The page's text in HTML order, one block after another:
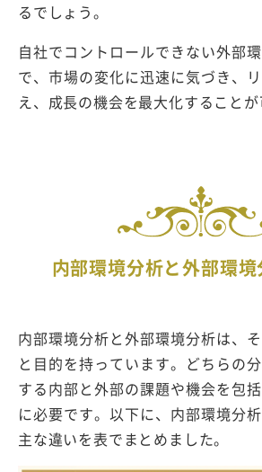
るでしょう。
自社でコントロールできない外部
で、市場の変化に迅速に気づき、
え、成長の機会を最大化することが
内部環境分析と外部環
内部環境分析と外部環境分析は、
と目的を持っています。どちらの
する内部と外部の課題や機会を包
に必要です。以下に、内部環境分
主な違いを表でまとめました。